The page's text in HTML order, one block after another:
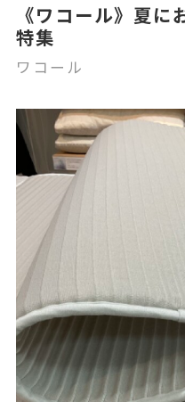
《ワコール》夏に
特集
ワコール